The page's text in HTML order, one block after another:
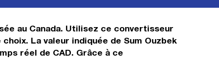
au Canada. Utilisez ce convertisseur
La valeur indiquée de Sum Ouzbek
réel de CAD. Grâce à ce